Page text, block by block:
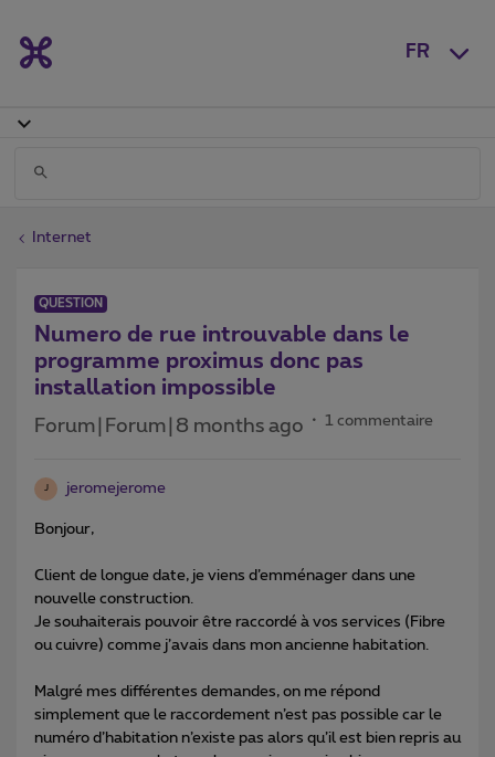
FR
Internet
QUESTION
Numero de rue introuvable dans le
programme proximus donc pas
installation impossible
Forum|Forum|8 months ago 1 commentaire
J jeromejerome
Bonjour,
Client de longue date, je viens d’emménager dans une
nouvelle construction.
Je souhaiterais pouvoir être raccordé à vos services (Fibre
ou cuivre) comme j’avais dans mon ancienne habitation.
Malgré mes différentes demandes, on me répond
simplement que le raccordement n’est pas possible car le
numéro d’habitation n’existe pas alors qu’il est bien repris au